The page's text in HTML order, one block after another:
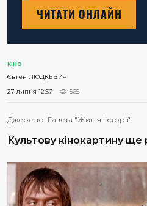
ЧИТАТИ ОНЛАЙН
КІНО
Євген ЛЮДКЕВИЧ
27 липня 12:57
565
Джерело: Газета "Життя. Історії"
Культову кінокартину ще